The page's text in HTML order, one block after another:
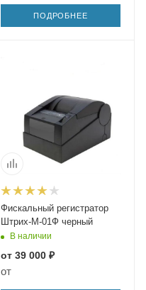
ПОДРОБНЕЕ
Фискальный регистратор
Штрих-М-01Ф черный
В наличии
от 39 000 ₽
от